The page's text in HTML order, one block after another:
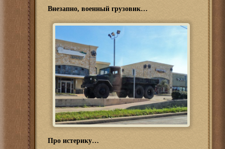
Внезапно, военный грузовик…
Про истерику…